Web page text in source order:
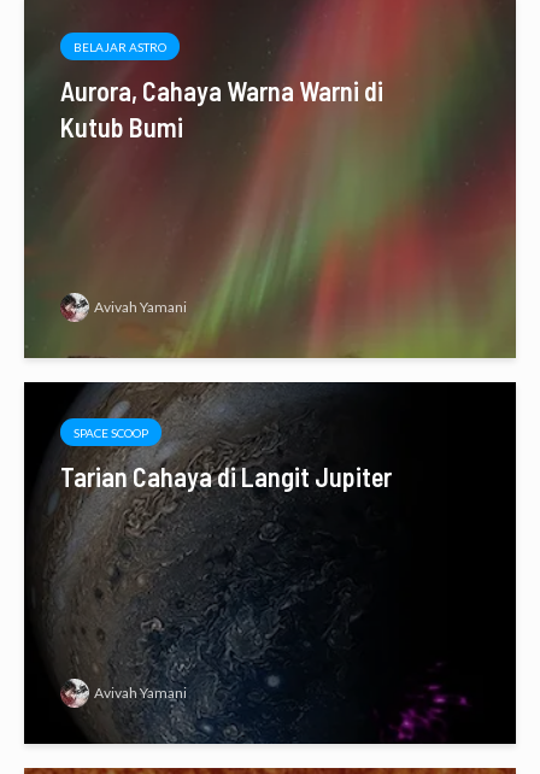
BELAJAR ASTRO
Aurora, Cahaya Warna Warni di
Kutub Bumi
Avivah Yamani
SPACE SCOOP
Tarian Cahaya di Langit Jupiter
Avivah Yamani